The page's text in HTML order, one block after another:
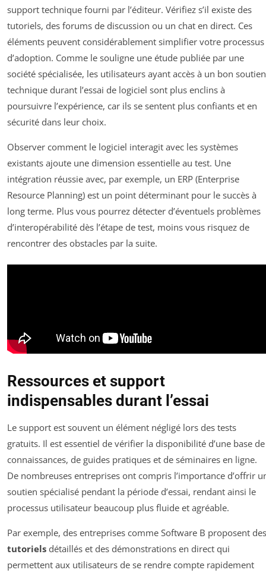
support technique fourni par l’éditeur. Vérifiez s’il existe des
tutoriels, des forums de discussion ou un chat en direct. Ces
éléments peuvent considérablement simplifier votre processus
d’adoption. Comme le souligne une étude publiée par une
société spécialisée, les utilisateurs ayant accès à un bon soutien
technique durant l’essai de logiciel sont plus enclins à
poursuivre l’expérience, car ils se sentent plus confiants et en
sécurité dans leur choix.
Observer comment le logiciel interagit avec les systèmes
existants ajoute une dimension essentielle au test. Une
intégration réussie avec, par exemple, un ERP (Enterprise
Resource Planning) est un point déterminant pour le succès à
long terme. Plus vous pourrez détecter d’éventuels problèmes
d’interopérabilité dès l’étape de test, moins vous risquez de
rencontrer des obstacles par la suite.
Ressources et support
indispensables durant l’essai
Le support est souvent un élément négligé lors des tests
gratuits. Il est essentiel de vérifier la disponibilité d’une base de
connaissances, de guides pratiques et de séminaires en ligne.
De nombreuses entreprises ont compris l’importance d’offrir
soutien spécialisé pendant la période d’essai, rendant ainsi le
processus utilisateur beaucoup plus fluide et agréable.
Par exemple, des entreprises comme Software B proposent des
tutoriels détaillés et des démonstrations en direct qui
permettent aux utilisateurs de se rendre compte rapidement